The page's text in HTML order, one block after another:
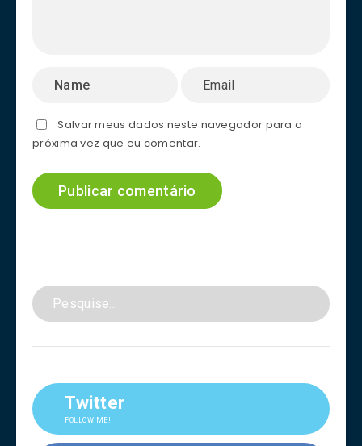
Salvar meus dados neste navegador para a
próxima vez que eu comentar.
Twitter
FOLLOW ME!